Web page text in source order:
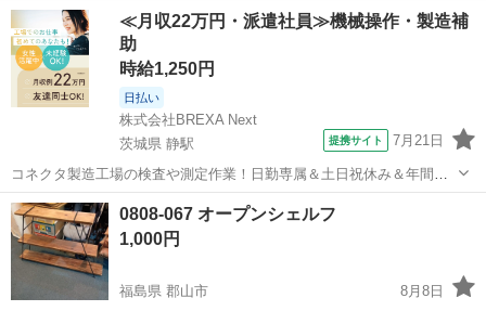
大阪 大阪狭山市 大阪狭山市駅 収納家具
≪月収22万円・派遣社員≫機械操作・製造補
助
時給1,250円
日払い
株式会社BREXA Next
茨城県 静駅
提携サイト 7月21日
コネクタ製造工場の検査や測定作業！日勤専属＆土日祝休み＆年間休
日128日★クリーンルーム内作業★マイカー通勤OK＆無料駐車場あり
★就業先食堂利用可！日払い制度あり！《茨城県常陸大宮市》 人気の
工場のお仕事 ◇コネクタ製造工...
茨城 常陸大宮市 その他
0808-067 オープンシェルフ
1,000円
福島県 郡山市
8月8日